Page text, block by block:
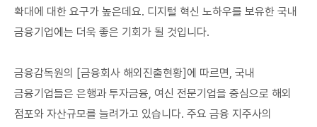
확대에 대한 요구가 높은데요. 디지털 혁신 노하우를 보유한 국내
금융기업에는 더욱 좋은 기회가 될 것입니다.
금융감독원의 [금융회사 해외진출현황]에 따르면, 국내
금융기업들은 은행과 투자금융, 여신 전문기업을 중심으로 해외
점포와 자산규모를 늘려가고 있습니다. 주요 금융 지주사의